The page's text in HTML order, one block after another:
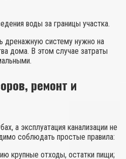
воды за границы участка.
дренажную систему нужно на
дома. В этом случае затраты
ремонт и
а эксплуатация канализации не
соблюдать простые правила:
крупные отходы, остатки пищи;